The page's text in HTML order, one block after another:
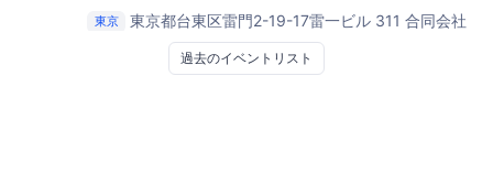
東京 東京都台東区雷門2-19-17雷一ビル 311 合同会社
ねこもり浅草オフィス
過去のイベントリスト